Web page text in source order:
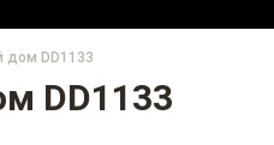
дом DD1133
DD1133